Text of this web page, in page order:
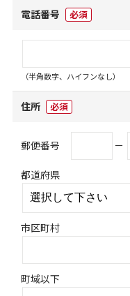
電話番号 必須
（半角数字、ハイフンなし）
住所 必須
郵便番号 －
都道府県
市区町村
町域以下